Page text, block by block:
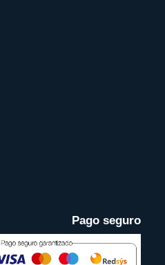
Pago seguro